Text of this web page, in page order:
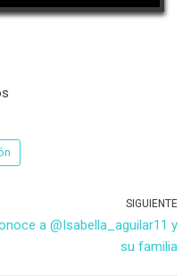
SIGUIENTE
a @Isabella_aguilar11 y
su familia